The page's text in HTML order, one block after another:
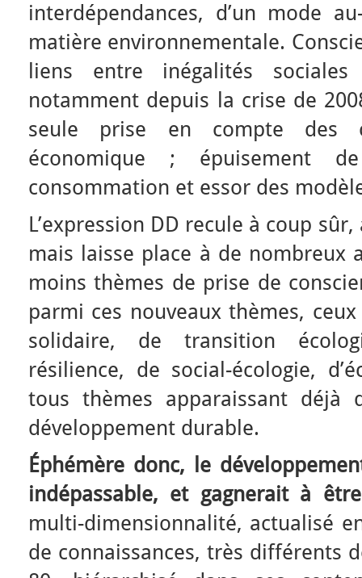
interdépendances, d’un mode
matière environnementale.
liens entre inégalités sociales
notamment depuis la crise de
seule prise en compte des
économique ; épuisement
consommation et essor des
L’expression DD recule à coup
mais laisse place à de nombreux
moins thèmes de prise de
parmi ces nouveaux thèmes,
solidaire, de transition
résilience, de social-écologie,
tous thèmes apparaissant déjà
développement durable.
Éphémère donc, le
indépassable, et gagnerait à
multi-dimensionnalité, actualisé
de connaissances, très différents